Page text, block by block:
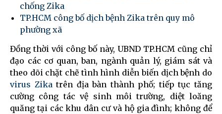
chống Zika
TP.HCM công bố dịch bệnh Zika trên quy mô
phường xã
Đồng thời với công bố này, UBND TP.HCM cũng chỉ
đạo các cơ quan, ban, ngành quản lý, giám sát và
theo dõi chặt chẽ tình hình diễn biến dịch bệnh do
virus Zikatrên địa bàn thành phố; tiếp tục tăng
cường công tác vệ sinh môi trường, diệt loăng
quăng tại các khu dân cư và hộ gia đình; không để